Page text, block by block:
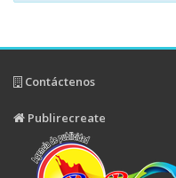
Contáctenos
Publirecreate